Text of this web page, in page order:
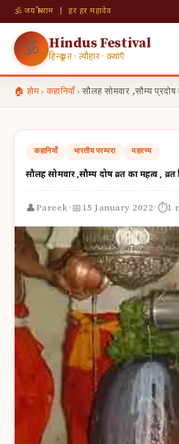
🕉 जय श्री राम | हर हर महादेव
🕉 Hindus Festival
हिन्दू व्रत · त्यौहार · कथाएँ
🏠 होम› कहानियाँ › सौलह सोमवार ,सौम्य
कहानियाँ भारतीय परम्परा महात्म्य
सौलह सोमवार ,सौम्य प्रदोष व्रत का महत्व , व्रत
👤Pareek·📅15 January 2022·⏱1